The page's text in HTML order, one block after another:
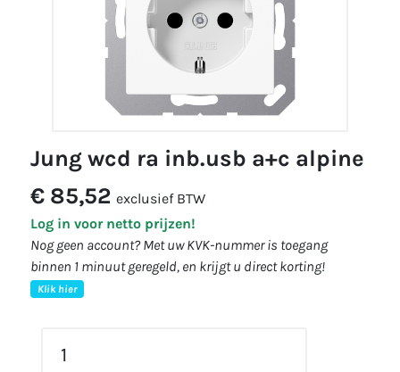
jung wcd ra inb.usb a+c alpine
€ 85,52 exclusief BTW
Log in voor netto prijzen!
Nog geen account? Met uw KVK-nummer is toegang
binnen 1 minuut geregeld, en krijgt u direct korting!
Klik hier